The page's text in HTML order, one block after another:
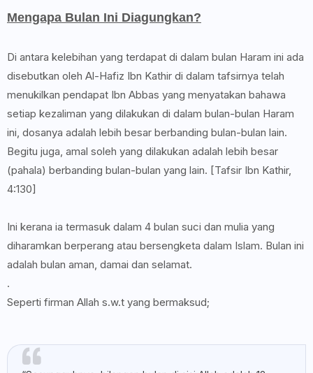
Mengapa Bulan Ini Diagungkan?
Di antara kelebihan yang terdapat di dalam bulan Haram ini ada
disebutkan oleh Al-Hafiz Ibn Kathir di dalam tafsirnya telah
menukilkan pendapat Ibn Abbas yang menyatakan bahawa
setiap kezaliman yang dilakukan di dalam bulan-bulan Haram
ini, dosanya adalah lebih besar berbanding bulan-bulan lain.
Begitu juga, amal soleh yang dilakukan adalah lebih besar
(pahala) berbanding bulan-bulan yang lain. [Tafsir Ibn Kathir,
4:130]
Ini kerana ia termasuk dalam 4 bulan suci dan mulia yang
diharamkan berperang atau bersengketa dalam Islam. Bulan ini
adalah bulan aman, damai dan selamat.
.
Seperti firman Allah s.w.t yang bermaksud;